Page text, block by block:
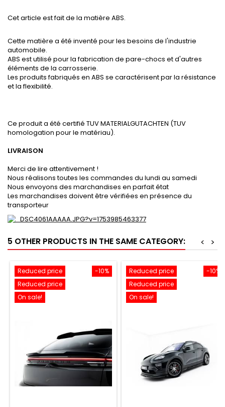
Cet article est fait de la matière ABS.
Cette matière a été inventé pour les besoins de l'industrie
automobile.
ABS est utilisé pour la fabrication de pare-chocs et d'autres
éléments de la carrosserie.
Les produits fabriqués en ABS se caractérisent par la résistance
et la flexibilité.
Ce produit a été certifié TUV MATERIALGUTACHTEN (TUV
homologation pour le matériau).
LIVRAISON
Merci de lire attentivement !
Nous réalisons toutes les commandes du lundi au samedi
Nous envoyons des marchandises en parfait état
Les marchandises doivent être vérifiées en présence du
transporteur
5 OTHER PRODUCTS IN THE SAME CATEGORY: >
<
-10%
Reduced price
Reduced price
On sale!
-10%
Reduced price
Reduced price
On sale!